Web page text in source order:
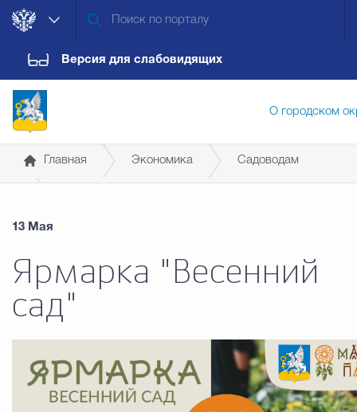
Версия для слабовидящих
О городском
Муниципальная
Главная Экономика Садоводам
13 Мая
Ярмарка "Весенний
сад"